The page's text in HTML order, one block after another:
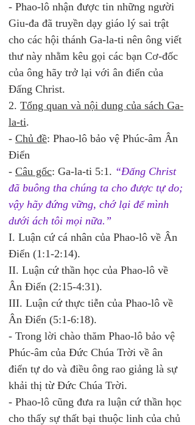
- Phao-lô nhận được tin những người
Giu-đa đã truyền dạy giáo lý sai trật
cho các hội thánh Ga-la-ti nên ông viết
thư này nhằm kêu gọi các bạn Cơ-đốc
của ông hãy trở lại với ân điển của
Đấng Christ.
2. Tổng quan và nội dung của sách Ga-
la-ti.
- Chủ đề: Phao-lô bảo vệ Phúc-âm Ân
Điển
- Câu gốc: Ga-la-ti 5:1. “Ðấng Christ
đã buông tha chúng ta cho được tự do;
vậy hãy đứng vững, chớ lại để mình
dưới ách tôi mọi nữa.”
I. Luận cứ cá nhân của Phao-lô về Ân
Điển (1:1-2:14).
II. Luận cứ thần học của Phao-lô về
Ân Điển (2:15-4:31).
III. Luận cứ thực tiễn của Phao-lô về
Ân Điển (5:1-6:18).
- Trong lời chào thăm Phao-lô bảo vệ
Phúc-âm của Đức Chúa Trời về ân
điển tự do và điều ông rao giảng là sự
khải thị từ Đức Chúa Trời.
- Phao-lô cũng đưa ra luận cứ thần học
cho thấy sự thất bại thuộc linh của chủ